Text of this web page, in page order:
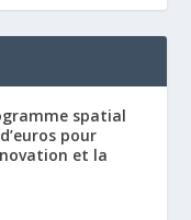
spatial
pour
et la